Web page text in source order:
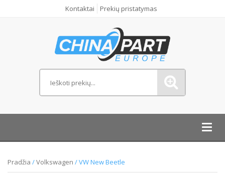
Kontaktai Prekių pristatymas
Pradžia /Volkswagen / VW New Beetle